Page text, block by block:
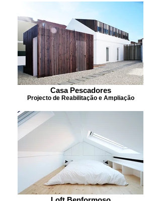
Casa Pescadores
Projecto de Reabilitação e Ampliação